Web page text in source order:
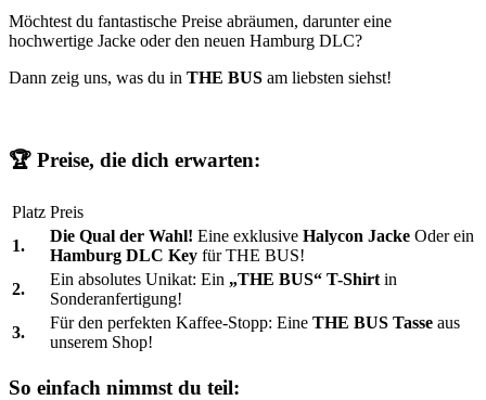
Möchtest du fantastische Preise abräumen, darunter eine
hochwertige Jacke oder den neuen Hamburg DLC?
Dann zeig uns, was du in THE BUS am liebsten siehst!
🏆 Preise, die dich erwarten:
Platz Preis
1.
Die Qual der Wahl! Eine exklusive Halycon Jacke Oderein
Hamburg DLC Key für THE BUS!
2.
Ein absolutes Unikat: Ein „THE BUS“ T-Shirt in
Sonderanfertigung!
3.
Für den perfekten Kaffee-Stopp: Eine THE BUS Tasse aus
unserem Shop!
So einfach nimmst du teil: